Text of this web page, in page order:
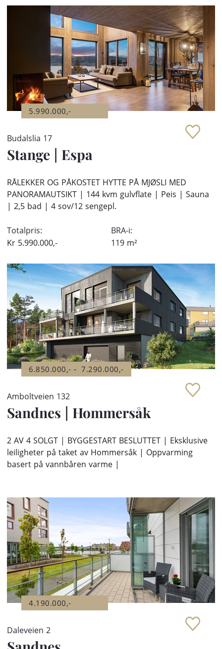
5.990.000,-
Budalslia 17
Stange | Espa
RÅLEKKER OG PÅKOSTET HYTTE PÅ MJØSLI MED
PANORAMAUTSIKT | 144 kvm gulvflate | Peis | Sauna
| 2,5 bad | 4 sov/12 sengepl.
Totalpris:
Kr 5.990.000,-
BRA-i:
119 m²
6.850.000,- - 7.290.000,-
Amboltveien 132
Sandnes | Hommersåk
2 AV 4 SOLGT | BYGGESTART BESLUTTET | Eksklusive
leiligheter på taket av Hommersåk | Oppvarming
basert på vannbåren varme |
4.190.000,-
Daleveien 2